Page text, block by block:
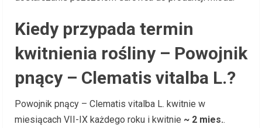
Kiedy przypada termin
kwitnienia rośliny – Powojnik
pnący – Clematis vitalba L.?
Powojnik pnący – Clematis vitalba L. kwitnie w
miesiącach VII-IX każdego roku i kwitnie ~ 2 mies..